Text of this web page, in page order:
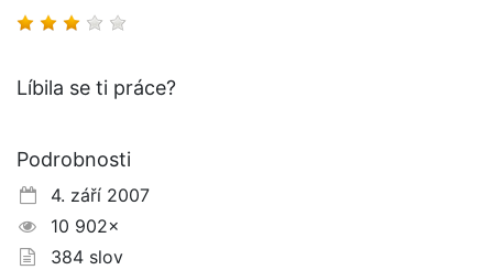
Líbila se ti práce?
Podrobnosti
4. září 2007
10 902×
384 slov